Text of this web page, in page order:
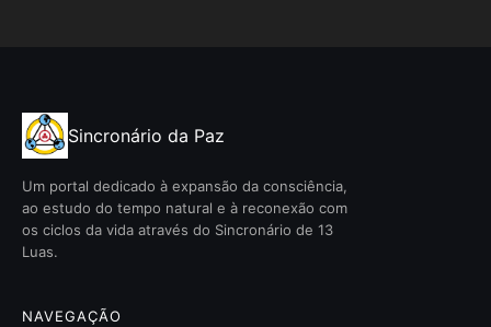
Sincronário da Paz
Um portal dedicado à expansão da consciência,
ao estudo do tempo natural e à reconexão com
os ciclos da vida através do Sincronário de 13
Luas.
NAVEGAÇÃO